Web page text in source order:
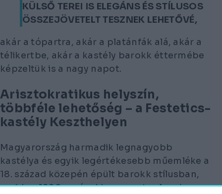
KÜLSŐ TEREI IS ELEGÁNS ÉS STÍLUSOS
ÖSSZEJÖVETELT TESZNEK LEHETŐVÉ,
akár a tópartra, akár a platánfák alá, akár a
télikertbe, akár a kastély barokk éttermébe
képzeltük is a nagy napot.
Arisztokratikus helyszín,
többféle lehetőség – a Festetics-
kastély Keszthelyen
Magyarország harmadik legnagyobb
kastélya és egyik legértékesebb műemléke a
18. század közepén épült barokk stílusban,
majd az 1880-as években nyerte el mai